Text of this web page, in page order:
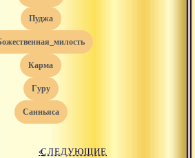
пуджа
божественная_милость
карма
гуру
санньяса
«СЛЕДУЮЩИЕ